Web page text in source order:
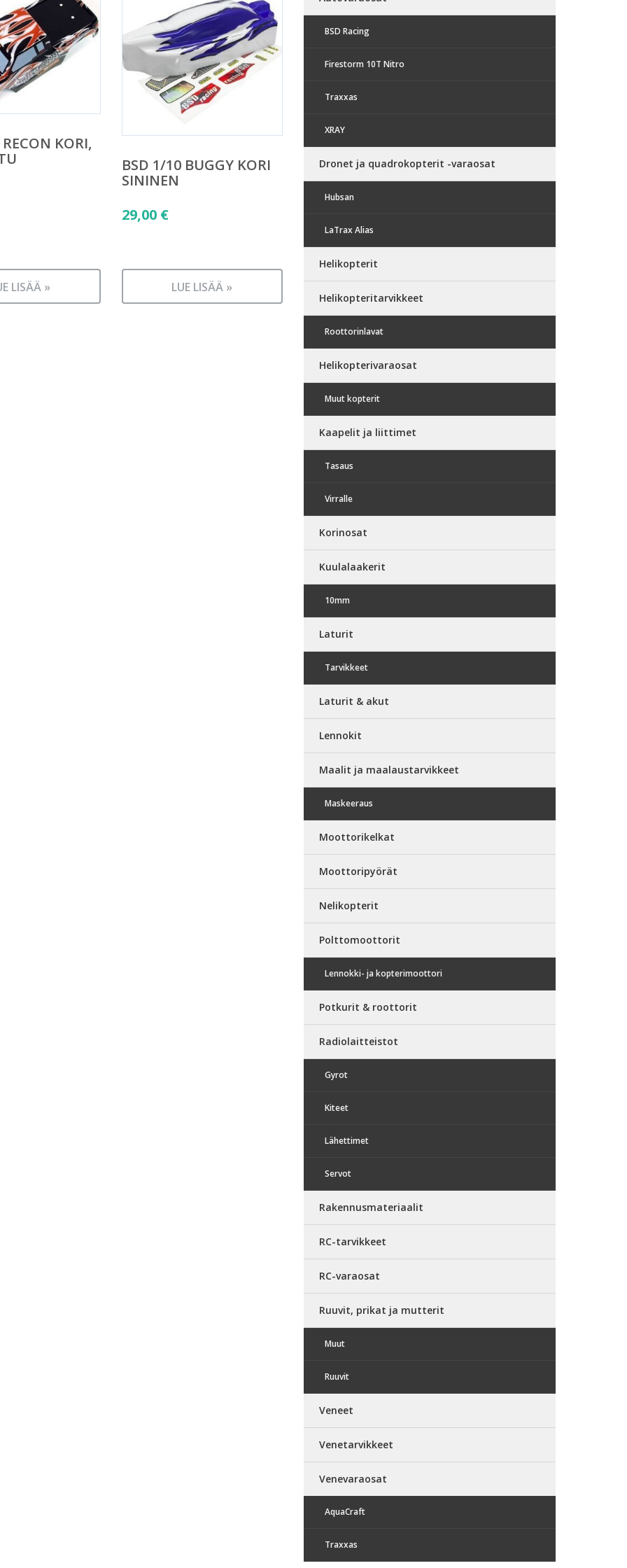
KORI,
LISÄÄ »
BSD 1/10 BUGGY KORI
SININEN
29,00 €
LUE LISÄÄ »
BSD Racing
Firestorm 10T Nitro
Traxxas
XRAY
Dronet ja quadrokopterit -varaosat
Hubsan
LaTrax Alias
Helikopterit
Helikopteritarvikkeet
Roottorinlavat
Helikopterivaraosat
Muut kopterit
Kaapelit ja liittimet
Tasaus
Virralle
Korinosat
Kuulalaakerit
10mm
Laturit
Tarvikkeet
Laturit & akut
Lennokit
Maalit ja maalaustarvikkeet
Maskeeraus
Moottorikelkat
Moottoripyörät
Nelikopterit
Polttomoottorit
Lennokki- ja kopterimoottori
Potkurit & roottorit
Radiolaitteistot
Gyrot
Kiteet
Lähettimet
Servot
Rakennusmateriaalit
RC-tarvikkeet
RC-varaosat
Ruuvit, prikat ja mutterit
Muut
Ruuvit
Veneet
Venetarvikkeet
Venevaraosat
AquaCraft
Traxxas